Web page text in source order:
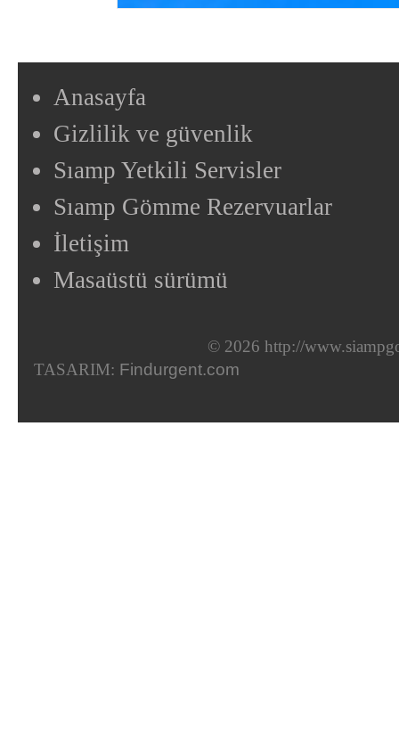
Anasayfa
Gizlilik ve güvenlik
Sıamp Yetkili Servisler
Sıamp Gömme Rezervuarlar
İletişim
Masaüstü sürümü
© 2026 http://
TASARIM: Findurgent.com